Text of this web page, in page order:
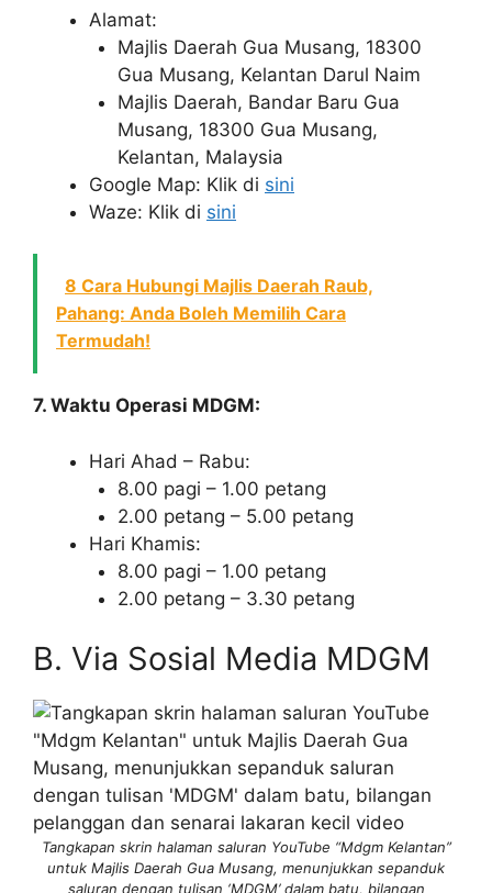
Alamat:
Majlis Daerah Gua Musang, 18300
Gua Musang, Kelantan Darul Naim
Majlis Daerah, Bandar Baru Gua
Musang, 18300 Gua Musang,
Kelantan, Malaysia
Google Map: Klik di sini
Waze: Klik di sini
8 Cara Hubungi Majlis Daerah Raub,
Pahang: Anda Boleh Memilih Cara
Termudah!
7. Waktu Operasi MDGM:
Hari Ahad – Rabu:
8.00 pagi – 1.00 petang
2.00 petang – 5.00 petang
Hari Khamis:
8.00 pagi – 1.00 petang
2.00 petang – 3.30 petang
B. Via Sosial Media MDGM
Tangkapan skrin halaman saluran YouTube “Mdgm Kelantan”
untuk Majlis Daerah Gua Musang, menunjukkan sepanduk
saluran dengan tulisan ‘MDGM’ dalam batu, bilangan